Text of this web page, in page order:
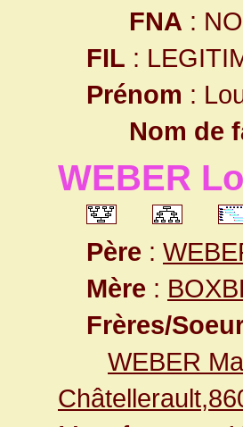
FNA : NO
FIL :
Prénom :
Nom de
WEBER
Père :
Mère :
Frères/
WEBER